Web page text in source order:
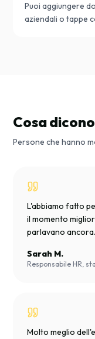
Puoi aggiungere
aziendali o tappe
Cosa
Persone che hanno
L'abbiamo fatto
il momento
parlavano ancora.
Sarah M.
Responsabile HR,
Molto meglio